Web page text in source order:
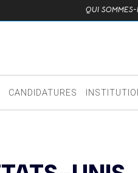
QUI
CANDIDATURES